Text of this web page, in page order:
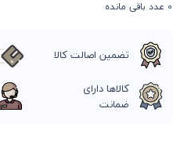
0 عدد باقی مانده
تضمین اصالت کالا
کالاها دارای
ضمانت